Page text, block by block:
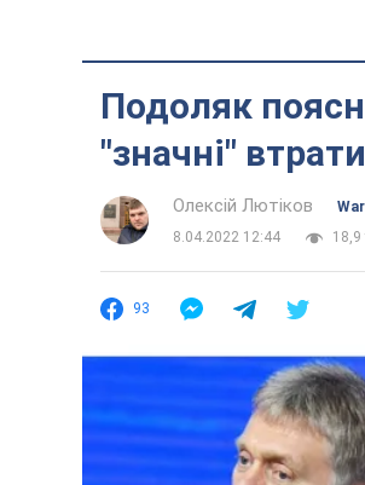
Подоляк
"значні"
Олексій Лютіков
War
8.04.2022 12:44
18,9
93